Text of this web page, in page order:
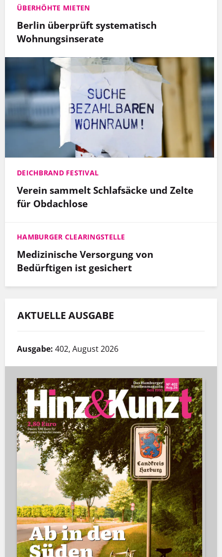
ÜBERHÖHTE MIETEN
Berlin überprüft systematisch
Wohnungsinserate
DEICHBRAND FESTIVAL
Verein sammelt Schlafsäcke und Zelte
für Obdachlose
HAMBURGER CLEARINGSTELLE
Medizinische Versorgung von
Bedürftigen ist gesichert
AKTUELLE AUSGABE
Ausgabe: 402, August 2026